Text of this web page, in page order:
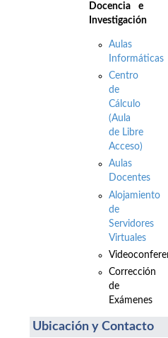
Docencia e
Investigación
Aulas
Informáticas
Centro
de
Cálculo
(Aula
de Libre
Acceso)
Aulas
Docentes
Alojamiento
de
Servidores
Virtuales
Corrección
de
Exámenes
Ubicación y Contacto